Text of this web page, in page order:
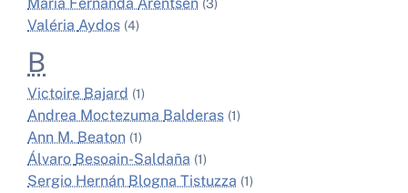
María Fernanda Arentsen (3)
Valéria Aydos (4)
B
Victoire Bajard (1)
Andrea Moctezuma Balderas (1)
Ann M. Beaton (1)
Álvaro Besoain-Saldaña (1)
Sergio Hernán Blogna Tistuzza (1)